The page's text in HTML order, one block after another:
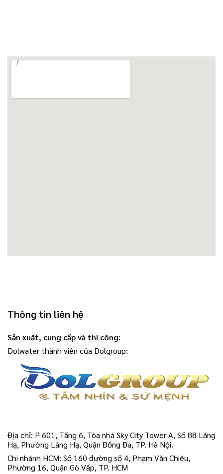
Thông tin liên hệ
Sản xuất, cung cấp và thi công:
Dolwater thành viên của Dolgroup:
Địa chỉ: P 601, Tầng 6, Tòa nhà Sky City Tower A, Số 88 Láng
Hạ, Phường Láng Hạ, Quận Đống Đa, TP. Hà Nội.
Chi nhánh HCM: Số 160 đường số 4, Phạm Văn Chiêu,
Phường 16, Quận Gò Vấp, TP. HCM